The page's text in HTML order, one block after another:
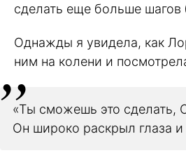
сделать еще больше шагов
Однажды я увидела, как
ним на колени и
«Ты сможешь это сделать,
Он широко раскрыл глаза